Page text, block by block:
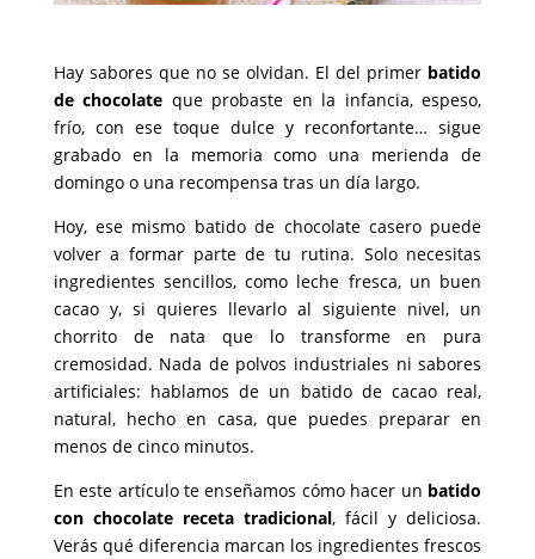
Hay sabores que no se olvidan. El del primer batido
de chocolate que probaste en la infancia, espeso,
frío, con ese toque dulce y reconfortante… sigue
grabado en la memoria como una merienda de
domingo o una recompensa tras un día largo.
Hoy, ese mismo batido de chocolate casero puede
volver a formar parte de tu rutina. Solo necesitas
ingredientes sencillos, como leche fresca, un buen
cacao y, si quieres llevarlo al siguiente nivel, un
chorrito de nata que lo transforme en pura
cremosidad. Nada de polvos industriales ni sabores
artificiales: hablamos de un batido de cacao real,
natural, hecho en casa, que puedes preparar en
menos de cinco minutos.
En este artículo te enseñamos cómo hacer un batido
con chocolate receta tradicional, fácil y deliciosa.
Verás qué diferencia marcan los ingredientes frescos